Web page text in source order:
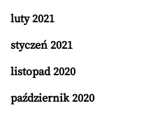
luty 2021
styczeń 2021
listopad 2020
październik 2020